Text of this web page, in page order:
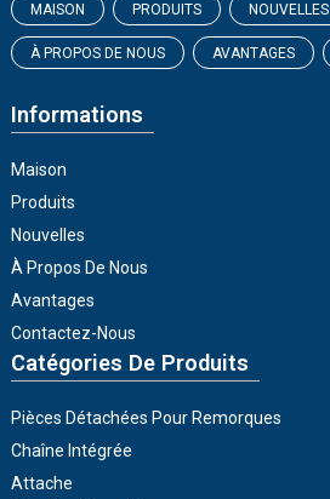
MAISON PRODUITS NOUVELLES
À PROPOS DE NOUS AVANTAGES
Informations
Maison
Produits
Nouvelles
À Propos De Nous
Avantages
Contactez-Nous
Catégories De Produits
Pièces Détachées Pour Remorques
Chaîne Intégrée
Attache